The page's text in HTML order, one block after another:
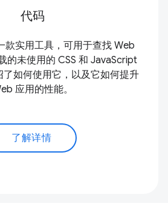
代码
款实用工具，可用于查找 Web
的未使用的 CSS 和 JavaScript
如何使用它，以及它如何提升
应用的性能。
了解详情